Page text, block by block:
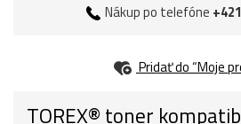
Nákup po telefóne
Pridať do “Moje
TOREX® toner